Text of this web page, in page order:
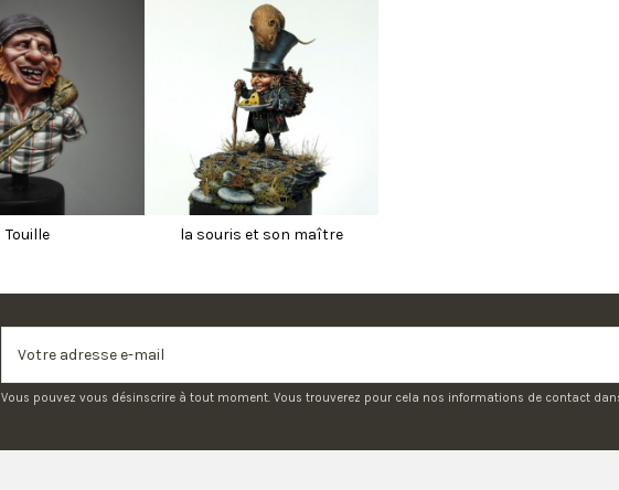
Touille la souris et son maître
Vous pouvez vous désinscrire à tout moment. Vous trouverez pour cela nos informations de contact